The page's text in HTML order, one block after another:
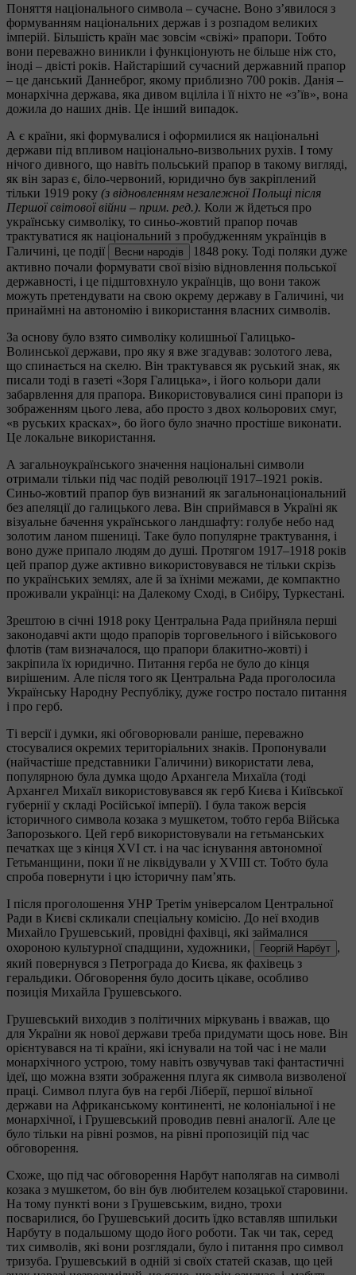
Поняття національного символа – сучасне. Воно з’явилося з
формуванням національних держав і з розпадом великих
імперій. Більшість країн має зовсім «свіжі» прапори. Тобто
вони переважно виникли і функціонують не більше ніж сто,
іноді – двісті років. Найстаріший сучасний державний прапор
– це данський Даннеброг, якому приблизно 700 років. Данія –
монархічна держава, яка дивом вціліла і її ніхто не «з’їв», вона
дожила до наших днів. Це інший випадок.
А є країни, які формувалися і оформилися як національні
держави під впливом національно-визвольних рухів. І тому
нічого дивного, що навіть польський прапор в такому вигляді,
як він зараз є, біло-червоний, юридично був закріплений
тільки 1919 року (з відновленням незалежної Польщі після
Першої світової війни – прим. ред.). Коли ж йдеться про
українську символіку, то синьо-жовтий прапор почав
трактуватися як національний з пробудженням українців в
Галичині, це події
Весни народів
1848 року. Тоді поляки дуже
активно почали формувати свої візію відновлення польської
державності, і це підштовхнуло українців, що вони також
можуть претендувати на свою окрему державу в Галичині, чи
принаймні на автономію і використання власних символів.
За основу було взято символіку колишньої Галицько-
Волинської держави, про яку я вже згадував: золотого лева,
що спинається на скелю. Він трактувався як руський знак, як
писали тоді в газеті «Зоря Галицька», і його кольори дали
забарвлення для прапора. Використовувалися сині прапори із
зображенням цього лева, або просто з двох кольорових смуг,
«в руських красках», бо його було значно простіше виконати.
Це локальне використання.
А загальноукраїнського значення національні символи
отримали тільки під час подій революції 1917–1921 років.
Синьо-жовтий прапор був визнаний як загальнонаціональний
без апеляції до галицького лева. Він сприймався в Україні як
візуальне бачення українського ландшафту: голубе небо над
золотим ланом пшениці. Таке було популярне трактування, і
воно дуже припало людям до душі. Протягом 1917–1918 років
цей прапор дуже активно використовувався не тільки скрізь
по українських землях, але й за їхніми межами, де компактно
проживали українці: на Далекому Сході, в Сибіру, Туркестані.
Зрештою в січні 1918 року Центральна Рада прийняла перші
законодавчі акти щодо прапорів торговельного і військового
флотів (там визначалося, що прапори блакитно-жовті) і
закріпила їх юридично. Питання герба не було до кінця
вирішеним. Але після того як Центральна Рада проголосила
Українську Народну Республіку, дуже гостро постало питання
і про герб.
Ті версії і думки, які обговорювали раніше, переважно
стосувалися окремих територіальних знаків. Пропонували
(найчастіше представники Галичини) використати лева,
популярною була думка щодо Архангела Михаїла (тоді
Архангел Михаїл використовувався як герб Києва і Київської
губернії у складі Російської імперії). І була також версія
історичного символа козака з мушкетом, тобто герба Війська
Запорозького. Цей герб використовували на гетьманських
печатках ще з кінця XVI ст. і на час існування автономної
Гетьманщини, поки її не ліквідували у XVIII ст. Тобто була
спроба повернути і цю історичну пам’ять.
І після проголошення УНР Третім універсалом Центральної
Ради в Києві скликали спеціальну комісію. До неї входив
Михайло Грушевський, провідні фахівці, які займалися
охороною культурної спадщини, художники,
Георгій Нарбут ,
який повернувся з Петрограда до Києва, як фахівець з
геральдики. Обговорення було досить цікаве, особливо
позиція Михайла Грушевського.
Грушевський виходив з політичних міркувань і вважав, що
для України як нової держави треба придумати щось нове. Він
орієнтувався на ті країни, які існували на той час і не мали
монархічного устрою, тому навіть озвучував такі фантастичні
ідеї, що можна взяти зображення плуга як символа визволеної
праці. Символ плуга був на гербі Ліберії, першої вільної
держави на Африканському континенті, не колоніальної і не
монархічної, і Грушевський проводив певні аналогії. Але це
було тільки на рівні розмов, на рівні пропозицій під час
обговорення.
Схоже, що під час обговорення Нарбут наполягав на символі
козака з мушкетом, бо він був любителем козацької старовини.
На тому пункті вони з Грушевським, видно, трохи
посварилися, бо Грушевський досить їдко вставляв шпильки
Нарбуту в подальшому щодо його роботи. Так чи так, серед
тих символів, які вони розглядали, було і питання про символ
тризуба. Грушевський в одній зі своїх статей сказав, що цей